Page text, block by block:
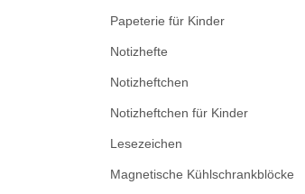
Papeterie für Kinder
Notizhefte
Notizheftchen
Notizheftchen für Kinder
Lesezeichen
Magnetische Kühlschrankblöcke